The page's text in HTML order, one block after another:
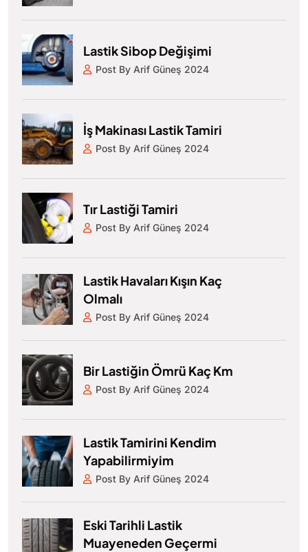
Lastik Sibop Değişimi
Post By Arif Güneş 2024
İş Makinası Lastik Tamiri
Post By Arif Güneş 2024
Tır Lastiği Tamiri
Post By Arif Güneş 2024
Lastik Havaları Kışın Kaç
Olmalı
Post By Arif Güneş 2024
Bir Lastiğin Ömrü Kaç Km
Post By Arif Güneş 2024
Lastik Tamirini Kendim
Yapabilirmiyim
Post By Arif Güneş 2024
Eski Tarihli Lastik
Muayeneden Geçermi